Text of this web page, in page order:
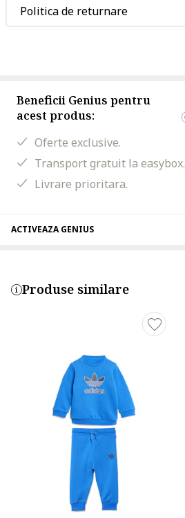
Politica de returnare
Beneficii Genius pentru
acest produs:
Oferte exclusive.
Transport gratuit la easybox.
Livrare prioritara.
ACTIVEAZA GENIUS
Produse similare